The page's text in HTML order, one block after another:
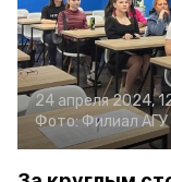
24 апреля 2024,
Фото:Филиал АГУ